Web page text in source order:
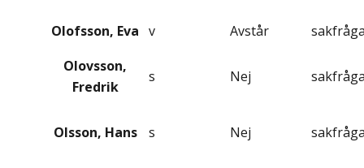
Olofsson, Eva v Avstår
Olovsson,
Fredrik
s Nej
Olsson, Hans s Nej